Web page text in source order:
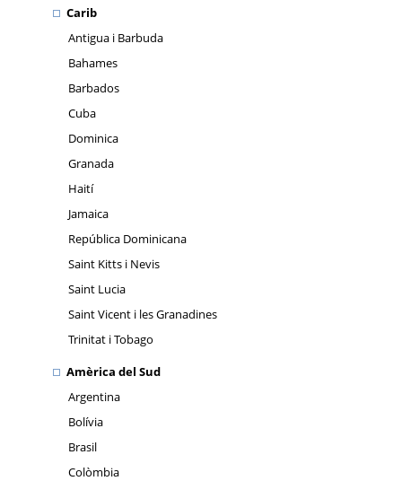
Carib
Antigua i Barbuda
Bahames
Barbados
Cuba
Dominica
Granada
Haití
Jamaica
República Dominicana
Saint Kitts i Nevis
Saint Lucia
Saint Vicent i les Granadines
Trinitat i Tobago
Amèrica del Sud
Argentina
Bolívia
Brasil
Colòmbia